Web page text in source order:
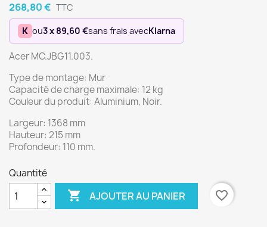
268,80 € TTC
K ou3 x 89,60 €sans frais avecKlarna
Acer MC.JBG11.003.
Type de montage: Mur
Capacité de charge maximale: 12 kg
Couleur du produit: Aluminium, Noir.
Largeur: 1368 mm
Hauteur: 215 mm
Profondeur: 110 mm.
Quantité
 AJOUTER AU PANIER favorite_border